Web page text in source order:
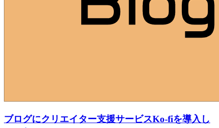
ブログにクリエイター支援サービスKo-fiを導入し